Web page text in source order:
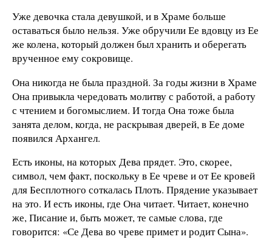
Уже девочка стала девушкой, и в Храме больше
оставаться было нельзя. Уже обручили Ее вдовцу из Ее
же колена, который должен был хранить и оберегать
врученное ему сокровище.
Она никогда не была праздной. За годы жизни в Храме
Она привыкла чередовать молитву с работой, а работу
с чтением и богомыслием. И тогда Она тоже была
занята делом, когда, не раскрывая дверей, в Ее доме
появился Архангел.
Есть иконы, на которых Дева прядет. Это, скорее,
символ, чем факт, поскольку в Ее чреве и от Ее кровей
для Бесплотного соткалась Плоть. Прядение указывает
на это. И есть иконы, где Она читает. Читает, конечно
же, Писание и, быть может, те самые слова, где
говорится: «Се Дева во чреве примет и родит Сына».